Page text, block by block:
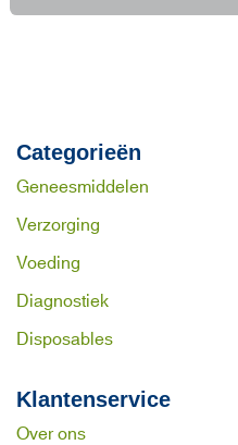
Klantenservice
Over ons
Categorieën
Geneesmiddelen
Verzorging
Voeding
Diagnostiek
Disposables